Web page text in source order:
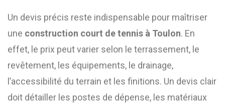
Un devis précis reste indispensable pour maîtriser
une construction court de tennis à Toulon. En
effet, le prix peut varier selon le terrassement, le
revêtement, les équipements, le drainage,
l’accessibilité du terrain et les finitions. Un devis clair
doit détailler les postes de dépense, les matériaux